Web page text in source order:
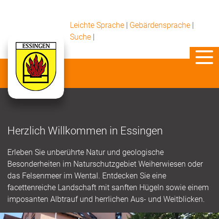
Leichte Sprache | Gebärdensprache |
Suche |
Herzlich Willkommen in Essingen
Erleben Sie unberührte Natur und geologische
Besonderheiten im Naturschutzgebiet Weiherwiesen oder
das Felsenmeer im Wental. Entdecken Sie eine
facettenreiche Landschaft mit sanften Hügeln sowie einem
imposanten Albtrauf und herrlichen Aus- und Weitblicken.